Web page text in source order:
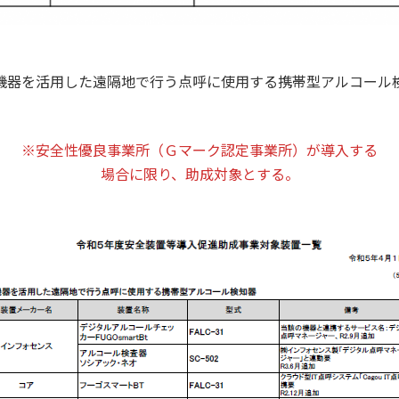
器を活用した遠隔地で行う点呼に使用する携帯型アルコール
※安全性優良事業所（Ｇマーク認定事業所）が導入する
場合に限り、助成対象とする。